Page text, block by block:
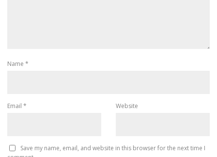
Name *
Email * Website
Save my name, email, and website in this browser for the next time I